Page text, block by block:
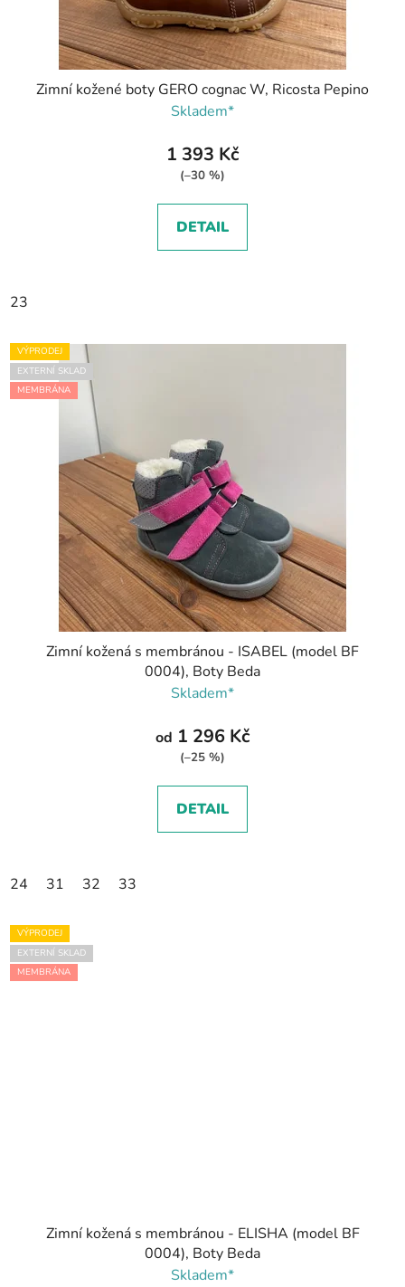
Zimní kožené boty GERO cognac W, Ricosta Pepino
Skladem*
1 393 Kč
(–30 %)
DETAIL
23
VÝPRODEJ
EXTERNÍ SKLAD
MEMBRÁNA
Zimní kožená s membránou - ISABEL (model BF
0004), Boty Beda
Skladem*
od 1 296 Kč
(–25 %)
DETAIL
24 31 32 33
VÝPRODEJ
EXTERNÍ SKLAD
MEMBRÁNA
Zimní kožená s membránou - ELISHA (model BF
0004), Boty Beda
Skladem*